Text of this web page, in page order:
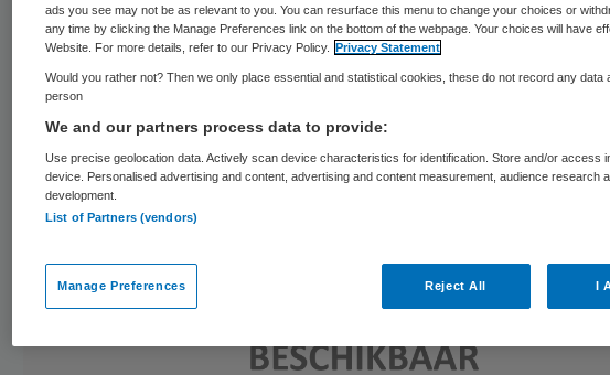
ads you see may not be as relevant to you. You can resurface this menu to change your choices or
any time by clicking the Manage Preferences link on the bottom of the webpage. Your choices will have
Website. For more details, refer to our Privacy Policy. Privacy Statement
Would you rather not? Then we only place essential and statistical cookies, these do not record any data
person
We and our partners process data to provide:
Use precise geolocation data. Actively scan device characteristics for identification. Store and/or access
device. Personalised advertising and content, advertising and content measurement, audience research
development.
List of Partners (vendors)
Manage Preferences Reject All I